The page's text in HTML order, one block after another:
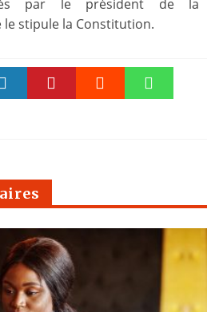
par le président de la
le stipule la Constitution.